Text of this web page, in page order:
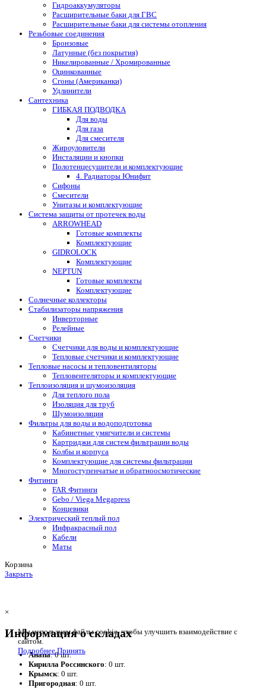
Гидроаккумуляторы
Расширительные баки для ГВС
Расширительные баки для системы отопления
Резьбовые соединения
Бронзовые
Латунные (без покрытия)
Никелированные / Хромированные
Оцинкованные
Сгоны (Американки)
Удлинители
Сантехника
ГИБКАЯ ПОДВОДКА
Для воды
Для газа
Для смесителя
Жироуловители
Инсталяции и кнопки
Полотенцесушители и комплектующие
4. Радиаторы Юнифит
Сифоны
Смесители
Унитазы и комплектующие
Система защиты от протечек воды
ARROWHEAD
Готовые комплекты
Комплектующие
GIDROLOCK
Комплектующие
NEPTUN
Готовые комплекты
Комплектующие
Солнечные коллекторы
Стабилизаторы напряжения
Инверторные
Релейные
Счетчики
Счетчики для воды и комплектующие
Тепловые счетчики и комплектующие
Тепловые насосы и тепловентиляторы
Тепловентеляторы и комплектующие
Теплоизоляция и шумоизоляция
Для теплого пола
Изоляция для труб
Шумоизоляция
Фильтры для воды и водоподготовка
Кабинетные умягчители и системы
Картриджи для систем фильтрации воды
Колбы и корпуса
Комплектующие для системы фильтрации
Многоступенчатые и обратноосмотические
Фитинги
FAR Фитинги
Gebo / Viega Megapress
Концевики
Электрический теплый пол
Инфракрасный пол
Кабели
Маты
Корзина
Закрыть
Мы используем файлы cookie, чтобы улучшить взаимодействие с
сайтом.
ПодробнееПринять
×
Информация о складах
Анапа: 0 шт.
Кирилла Россинского: 0 шт.
Крымск: 0 шт.
Пригородная: 0 шт.